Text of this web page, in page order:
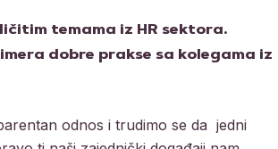
temama iz HR sektora.
dobre prakse sa kolegama iz
odnos i trudimo se da jedni